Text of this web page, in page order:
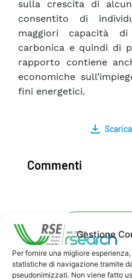
Gestione
Per fornire una migliore
statistiche di navigazione tramite
pseudonimizzati. Non viene fatto
sulla crescita di
consentito di
maggiori capacità di
carbonica e quindi di
rapporto contiene
economiche
fini energetici.
Commenti